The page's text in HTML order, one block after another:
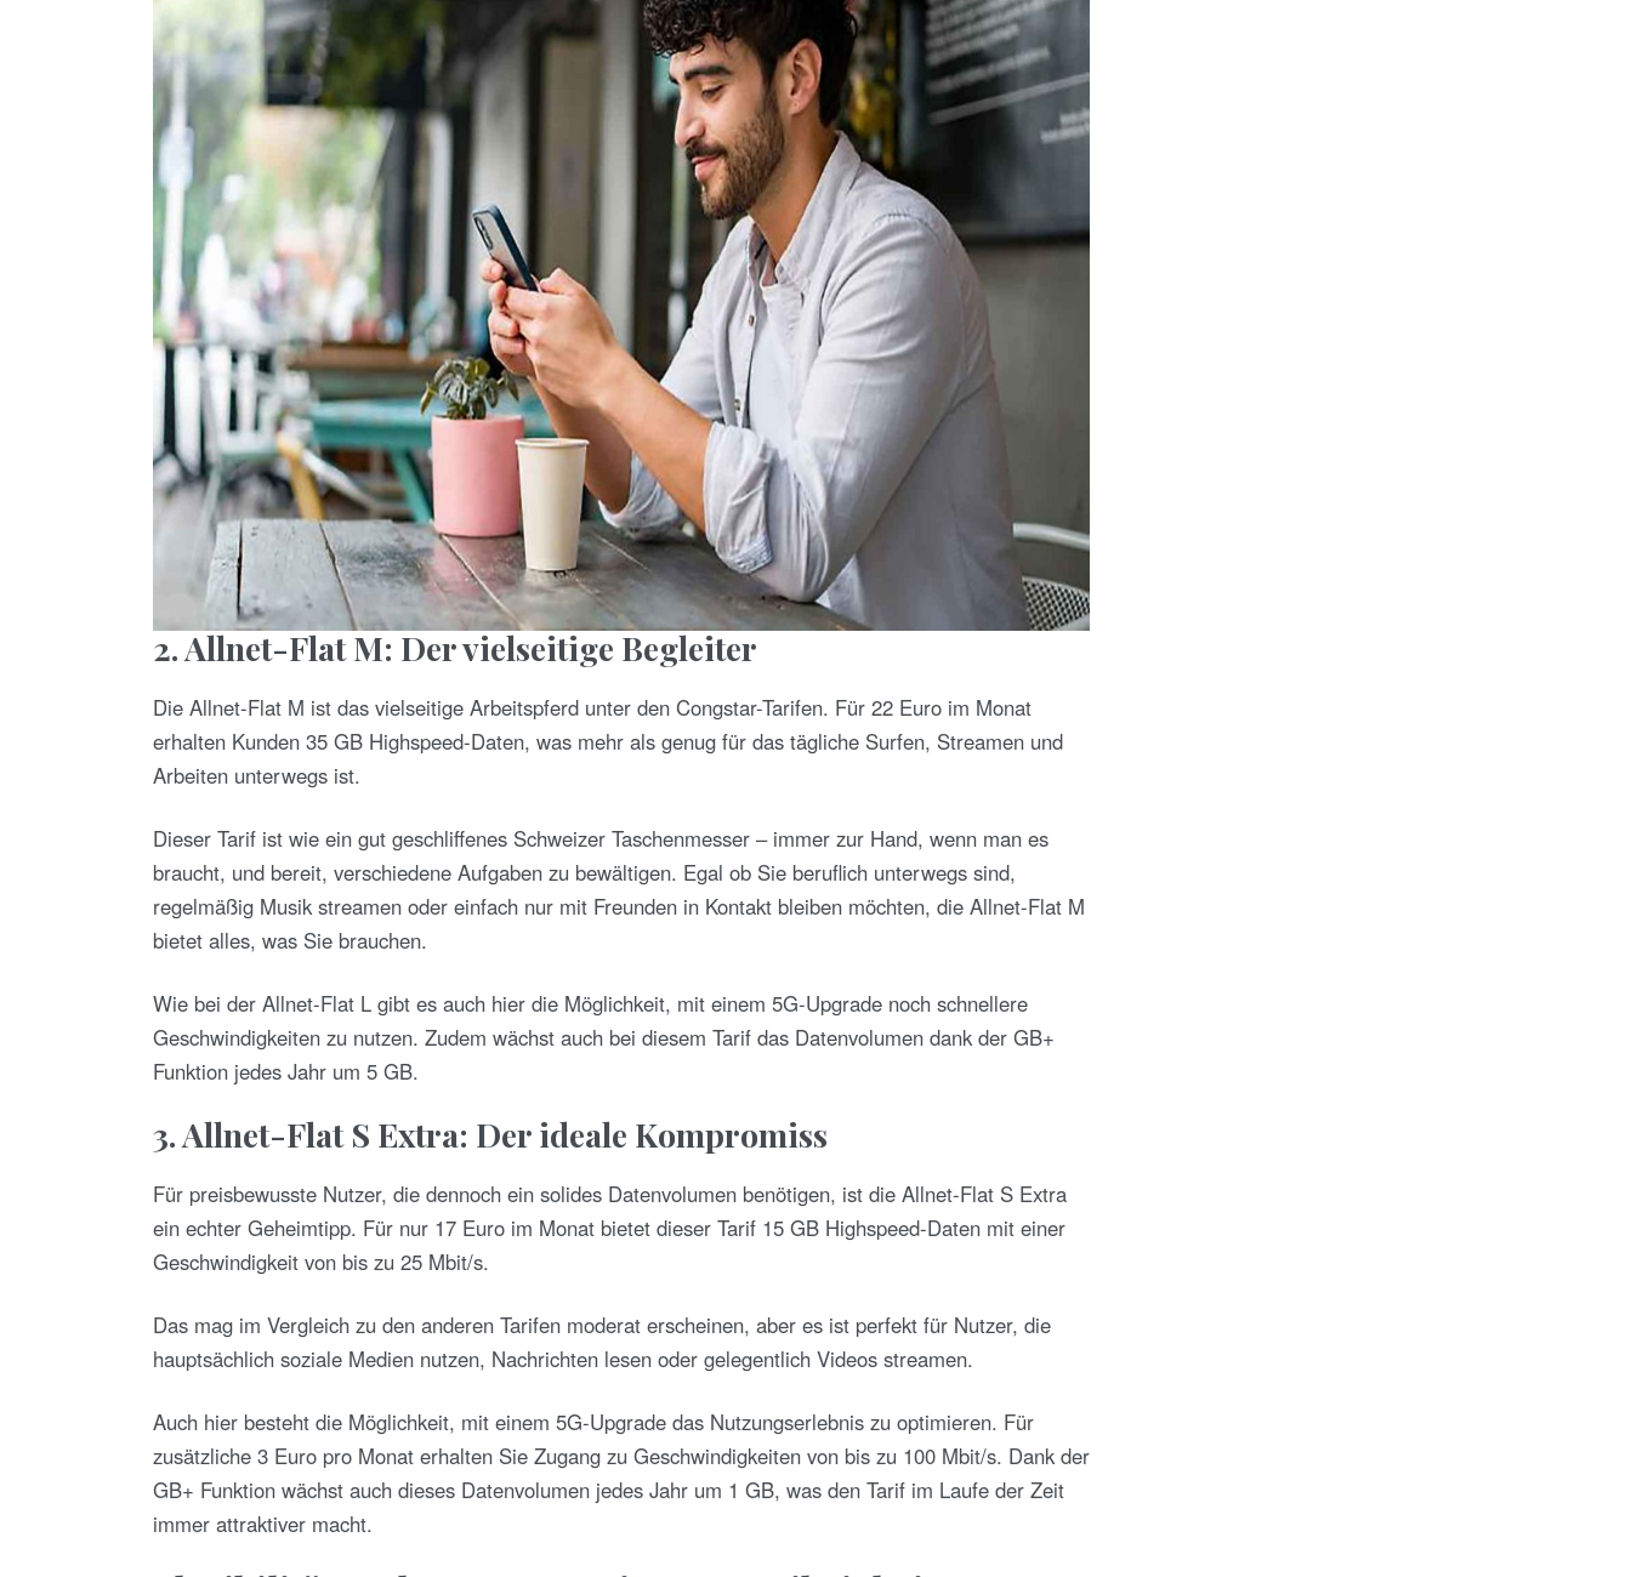
2. Allnet-Flat M: Der vielseitige Begleiter
Die Allnet-Flat M ist das vielseitige Arbeitspferd unter den Congstar-Tarifen. Für 22 Euro im Monat
erhalten Kunden 35 GB Highspeed-Daten, was mehr als genug für das tägliche Surfen, Streamen und
Arbeiten unterwegs ist.
Dieser Tarif ist wie ein gut geschliffenes Schweizer Taschenmesser – immer zur Hand, wenn man es
braucht, und bereit, verschiedene Aufgaben zu bewältigen. Egal ob Sie beruflich unterwegs sind,
regelmäßig Musik streamen oder einfach nur mit Freunden in Kontakt bleiben möchten, die Allnet-Flat M
bietet alles, was Sie brauchen.
Wie bei der Allnet-Flat L gibt es auch hier die Möglichkeit, mit einem 5G-Upgrade noch schnellere
Geschwindigkeiten zu nutzen. Zudem wächst auch bei diesem Tarif das Datenvolumen dank der GB+
Funktion jedes Jahr um 5 GB.
3. Allnet-Flat S Extra: Der ideale Kompromiss
Für preisbewusste Nutzer, die dennoch ein solides Datenvolumen benötigen, ist die Allnet-Flat S Extra
ein echter Geheimtipp. Für nur 17 Euro im Monat bietet dieser Tarif 15 GB Highspeed-Daten mit einer
Geschwindigkeit von bis zu 25 Mbit/s.
Das mag im Vergleich zu den anderen Tarifen moderat erscheinen, aber es ist perfekt für Nutzer, die
hauptsächlich soziale Medien nutzen, Nachrichten lesen oder gelegentlich Videos streamen.
Auch hier besteht die Möglichkeit, mit einem 5G-Upgrade das Nutzungserlebnis zu optimieren. Für
zusätzliche 3 Euro pro Monat erhalten Sie Zugang zu Geschwindigkeiten von bis zu 100 Mbit/s. Dank der
GB+ Funktion wächst auch dieses Datenvolumen jedes Jahr um 1 GB, was den Tarif im Laufe der Zeit
immer attraktiver macht.